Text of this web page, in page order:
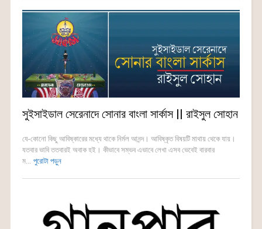
সুইসাইডাল সেরেনাদে সোনার বাংলা সার্কাস || রাইসুল সোহান
যে-কোনো কিছু আবিষ্কারের মধ্যে থাকে নির্মল আনন্দ। আবিষ্কৃত বিষয়টি মাথায় থেকে যায়।
যতবার ভাবি ততবারই অবাক হই। কীভাবে সম্ভব এভাবে লেখা এসব ভেবেই বারবার
ম... পুরোটা পড়ুন